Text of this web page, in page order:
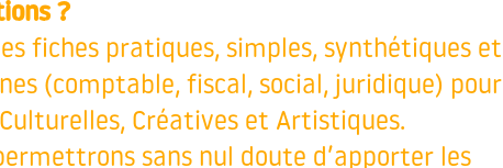
?
fiches pratiques, simples, synthétiques et
(comptable, fiscal, social, juridique) pour
Créatives et Artistiques.
sans nul doute d’apporter les